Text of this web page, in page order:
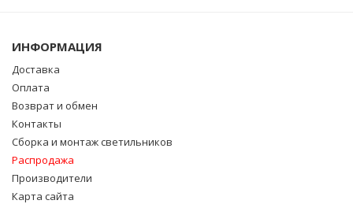
ИНФОРМАЦИЯ
Доставка
Оплата
Возврат и обмен
Контакты
Сборка и монтаж светильников
Распродажа
Производители
Карта сайта